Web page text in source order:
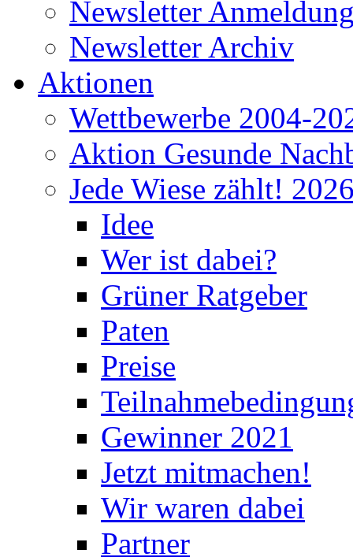
Newsletter
Newsletter Archiv
Aktionen
Wettbewerbe 2004-
Aktion Gesunde
Jede Wiese zählt!
Idee
Wer ist dabei?
Grüner Ratgeber
Paten
Preise
Gewinner 2021
Jetzt mitmachen!
Wir waren dabei
Partner